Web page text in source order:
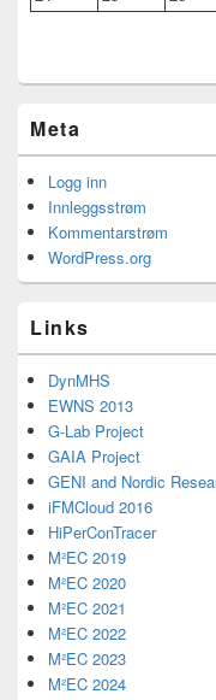
Meta
Logg inn
Innleggsstrøm
Kommentarstrøm
WordPress.org
Links
DynMHS
EWNS 2013
G-Lab Project
GAIA Project
GENI and Nordic
iFMCloud 2016
HiPerConTracer
M²EC 2019
M²EC 2020
M²EC 2021
M²EC 2022
M²EC 2023
M²EC 2024